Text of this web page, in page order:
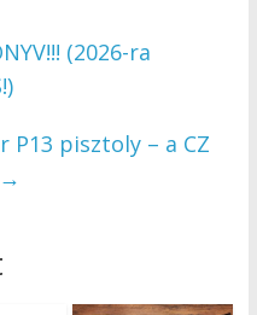
(2026-ra
P13 pisztoly – a CZ
→